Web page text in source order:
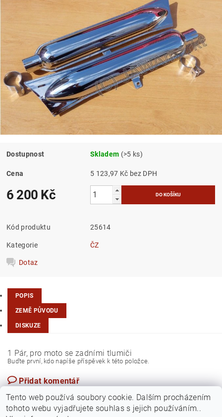
Dostupnost Skladem (>5 ks)
Cena 5 123,97 Kč bez DPH
6 200 Kč
Kód produktu 25614
Kategorie ČZ
Dotaz
POPIS
ZEMĚ PŮVODU
DISKUZE
1 Pár, pro moto se zadními tlumiči
Buďte první, kdo napíše příspěvek k této položce.
Přidat komentář
Tento web používá soubory cookie. Dalším procházením
tohoto webu vyjadřujete souhlas s jejich používáním..